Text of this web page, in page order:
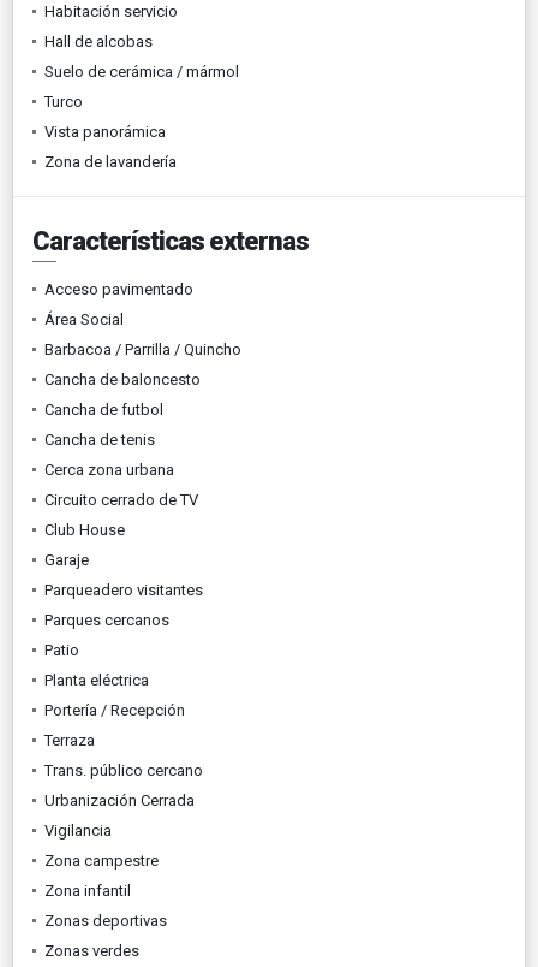
Habitación servicio
Hall de alcobas
Suelo de cerámica / mármol
Turco
Vista panorámica
Zona de lavandería
Características externas
Acceso pavimentado
Área Social
Barbacoa / Parrilla / Quincho
Cancha de baloncesto
Cancha de futbol
Cancha de tenis
Cerca zona urbana
Circuito cerrado de TV
Club House
Garaje
Parqueadero visitantes
Parques cercanos
Patio
Planta eléctrica
Portería / Recepción
Terraza
Trans. público cercano
Urbanización Cerrada
Vigilancia
Zona campestre
Zona infantil
Zonas deportivas
Zonas verdes